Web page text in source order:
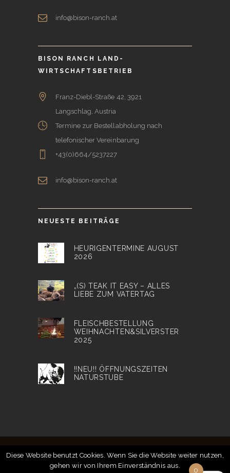
info@bison-ranch.at
BISON RANCH LAND-
WIRTSCHAFTSBETRIEB
Franz-Diebl-Straße 42, 3921
Langschlag, Austria
Termine zur Bestellabholung nach
telefonischer Vereinbarung
+43(0)664/5237227
info@bison-ranch.at
NEUESTE BEITRÄGE
HEURIGENTERMINE AUGUST
2026
„(S) TEAK IT EASY – ALLES
LIEBE ZUM VATERTAG
FLEISCHBESTELLUNG
WEIHNACHTEN&SILVERSTER
2025
!!NEU!! ÖFFNUNGSZEITEN
NATURSTUBE
© 2018Bison Ranch| Alle Preise inkl. MwSt. |
0
Diese Website benutzt Cookies. Wenn Sie die Website weiter nutzen,
gehen wir von Ihrem Einverständnis aus.